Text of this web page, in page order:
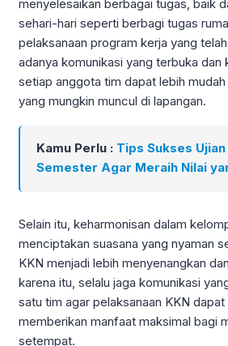
menyelesaikan berbagai tugas, baik
sehari-hari seperti berbagi tugas
pelaksanaan program kerja yang
adanya komunikasi yang terbuka dan
setiap anggota tim dapat lebih
yang mungkin muncul di lapangan.
Kamu Perlu : Tips Sukses
Semester Agar Meraih Nilai
Selain itu, keharmonisan dalam
menciptakan suasana yang nyaman
KKN menjadi lebih menyenangkan
karena itu, selalu jaga komunikasi
satu tim agar pelaksanaan KKN
memberikan manfaat maksimal bagi
setempat.